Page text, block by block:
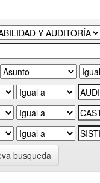
busqueda